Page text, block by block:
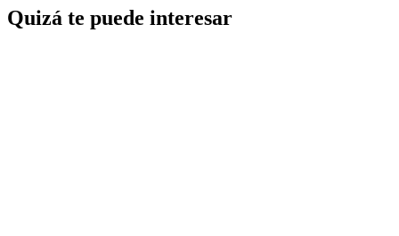
Quizá te puede interesar